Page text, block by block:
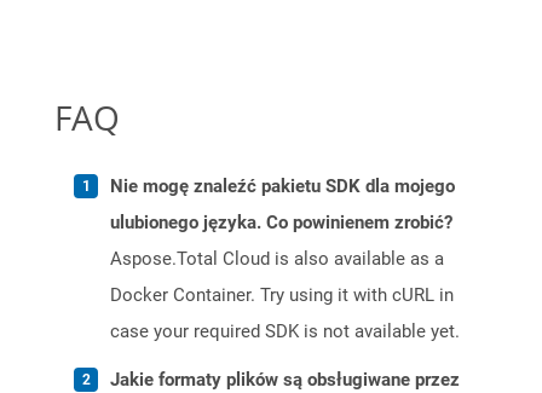
FAQ
Nie mogę znaleźć pakietu SDK dla mojego
ulubionego języka. Co powinienem zrobić?
Aspose.Total Cloud is also available as a
Docker Container. Try using it with cURL in
case your required SDK is not available yet.
Jakie formaty plików są obsługiwane przez